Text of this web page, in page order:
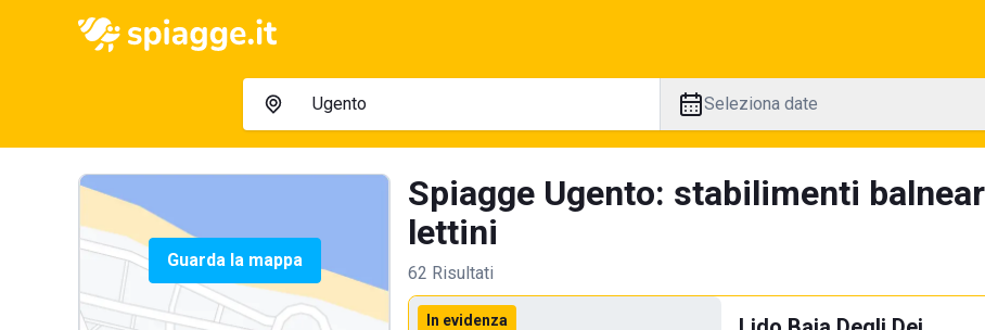
Seleziona date
Guarda la mappa
Spiagge Ugento: stabilimenti
lettini
62 Risultati
In evidenza